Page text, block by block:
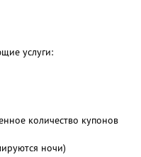
услуги:
количество купонов
ночи)